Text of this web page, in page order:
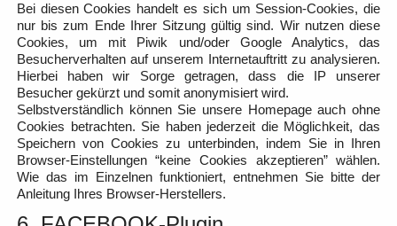
Bei diesen Cookies handelt es sich um Session-Cookies, die
nur bis zum Ende Ihrer Sitzung gültig sind. Wir nutzen diese
Cookies, um mit Piwik und/oder Google Analytics, das
Besucherverhalten auf unserem Internetauftritt zu analysieren.
Hierbei haben wir Sorge getragen, dass die IP unserer
Besucher gekürzt und somit anonymisiert wird.
Selbstverständlich können Sie unsere Homepage auch ohne
Cookies betrachten. Sie haben jederzeit die Möglichkeit, das
Speichern von Cookies zu unterbinden, indem Sie in Ihren
Browser-Einstellungen “keine Cookies akzeptieren” wählen.
Wie das im Einzelnen funktioniert, entnehmen Sie bitte der
Anleitung Ihres Browser-Herstellers.